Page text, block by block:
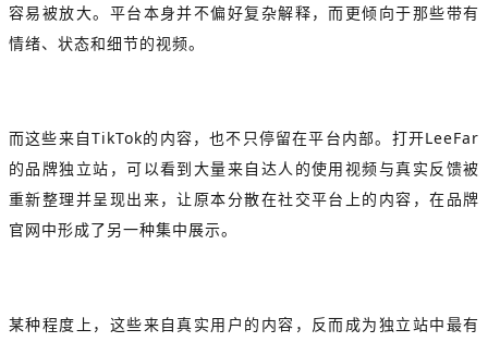
容易被放大。平台本身并不偏好复杂解释，而更倾向于那些带有
情绪、状态和细节的视频。
而这些来自TikTok的内容，也不只停留在平台内部。打开LeeFar
的品牌独立站，可以看到大量来自达人的使用视频与真实反馈被
重新整理并呈现出来，让原本分散在社交平台上的内容，在品牌
官网中形成了另一种集中展示。
某种程度上，这些来自真实用户的内容，反而成为独立站中最有